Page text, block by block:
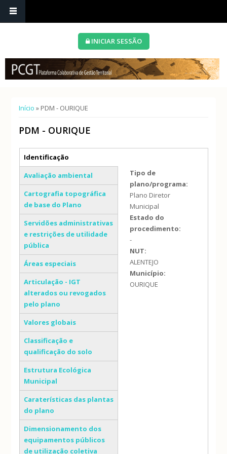
INICIAR SESSÃO
Está aqui
Início » PDM - OURIQUE
PDM - OURIQUE
Separadores verticais
Identificação
(separador ativo)
Avaliação ambiental
Cartografia topográfica
de base do Plano
Servidões administrativas
e restrições de utilidade
pública
Áreas especiais
Articulação - IGT
alterados ou revogados
pelo plano
Valores globais
Classificação e
qualificação do solo
Estrutura Ecológica
Municipal
Caraterísticas das plantas
do plano
Dimensionamento dos
equipamentos públicos
de utilização coletiva
Tipo de
plano/programa:
Plano Diretor
Municipal
Estado do
procedimento:
-
NUT:
ALENTEJO
Município:
OURIQUE